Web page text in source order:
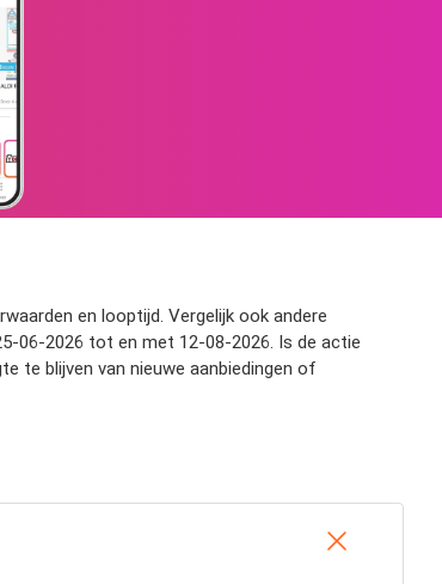
en looptijd. Vergelijk ook andere
06-2026 tot en met 12-08-2026. Is de actie
te blijven van nieuwe aanbiedingen of